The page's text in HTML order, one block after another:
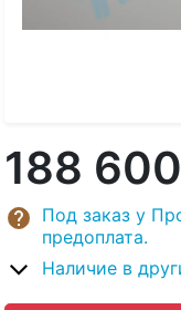
188 600
Под заказ у
предоплата.
Наличие в